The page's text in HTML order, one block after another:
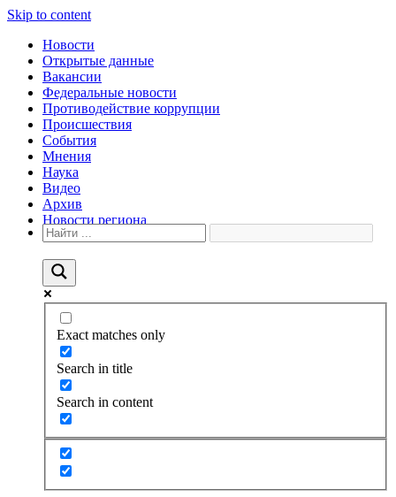
Skip to content
Новости
Открытые данные
Вакансии
Федеральные новости
Противодействие коррупции
Происшествия
События
Мнения
Наука
Видео
Архив
Новости региона
Exact matches only
Search in title
Search in content